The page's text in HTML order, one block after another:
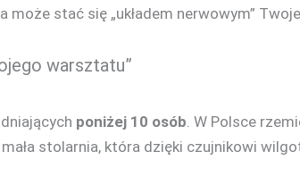
stać się „układem nerwowym”
warsztatu”
poniżej 10 osób . W Polsce
stolarnia, która dzięki czujnikowi